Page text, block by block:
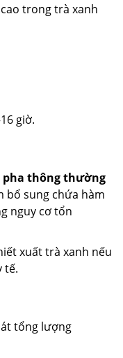
trong trà xanh
giờ.
thông thường
bổ sung chứa hàm
nguy cơ tổn
xuất trà xanh nếu
tế.
tổng lượng